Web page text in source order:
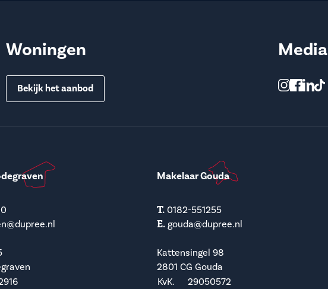
Woningen
Bekijk het aanbod
Media
Makelaar Gouda
T. 0182-551255
E. gouda@dupree.nl
Kattensingel 98
2801 CG Gouda
KvK.
29050572